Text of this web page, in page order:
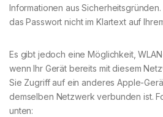
Informationen aus
das Passwort nicht im Klartext auf
Es gibt jedoch eine Möglichkeit,
wenn Ihr Gerät bereits mit diesem
Sie Zugriff auf ein anderes Apple-
demselben Netzwerk verbunden ist.
unten: